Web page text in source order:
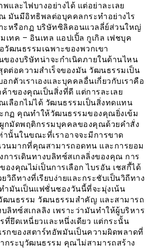
และไฟบางอย่างได้ แต่อย่าละเลย
มันมีอิทธิพลต่อบุคคลกระทำอย่างไร
ะหรือกฏ บริษัทซิลิคอนแวลลี่ย์ส่วนใหญ่
เทค – อินเทล แอปเปิ้ล กูเกิล เฟชบุค
วัฒนธรรมเฉพาะของพวกเขา
องบริษัทน่าจะกำเนิดภายในด้านไหน
ต่อความสำเร็จของมัน วัฒนธรรมเป็น
อกตัวเราเองและบุคคลอื่นเกี่ยวกับเราคือ
ค้าของคุณเป็นสิ่งที่ดี แต่การละเลย
ลือกไม่ได้ วัฒนธรรมเป็นสิ่งทดแทน
กฏ คุณทำให้วัฒนธรรมของคุณยิ่งเข้ม
กมัดพฤติกรรมบุคคลของคุณด้วยคำสั่ง
านั้นในขณะที่เราอาจจะมีการขาด
นมากที่คุณสามารถอดทน และการยอม
การเดินทางบลิทซ์สเกลลิ่งของคุณ การ
องคุณไม่เป็นการเลือก ไบรอัน เชสกี้ได้
วิถีทางที่เรียบง่ายและกระชับเป็นวิถีทาง
ำมันเป็นแฟชั่นชองวันนี้ที่จะมุ่งเน้น
ฒนธรรม วัฒนธรรมสำคัญ และสามารถ
บลิทซ์สเกลลิง เพราะว่ามันทำให้ผู้บริหาร
ยึดเหนี่ยวเเละหนึ่งเดียว แต่กระนั้น
รกของสตาร์ทอัพมันเป็นความผิดพลาดที่
กระบุวัฒนธรรม คุณไม่สามารถสร้าง